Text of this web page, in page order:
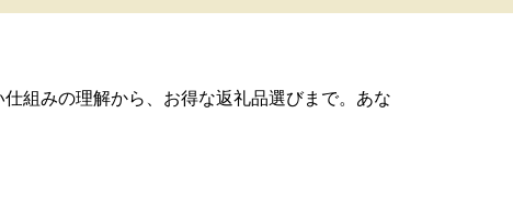
組みの理解から、お得な返礼品選びまで。あな